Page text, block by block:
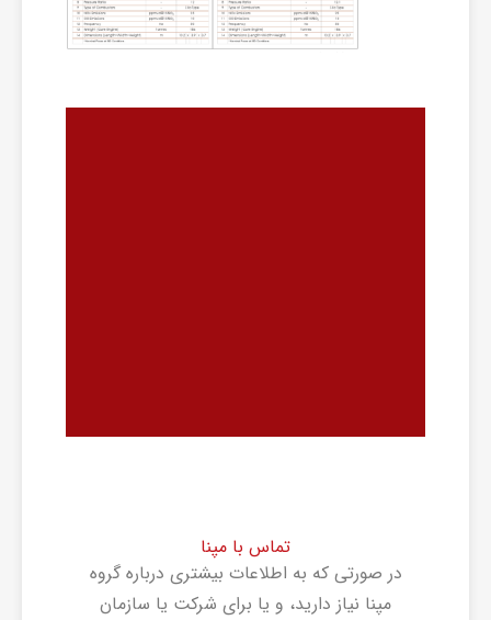
تماس با مپنا
در صورتی که به اطلاعات بیشتری درباره گروه
مپنا نیاز دارید، و یا برای شرکت یا سازمان